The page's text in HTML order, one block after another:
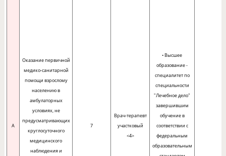
A
Оказание первичной
медико-санитарной
помощи взрослому
населению в
амбулаторных
условиях, не
предусматривающих
круглосуточного
медицинского
наблюдения и
7
Врач-терапевт
участковый
<4>
• Высшее
образование -
специалитет по
специальности
"Лечебное дело"
завершившим
обучение в
соответствии с
федеральным
образовательным